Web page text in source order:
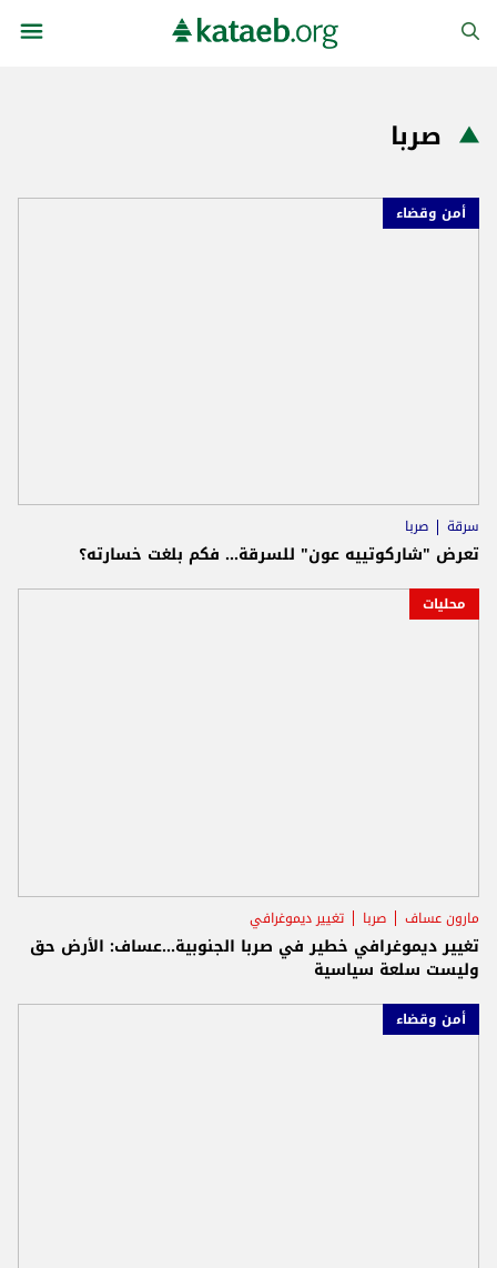
صربا
أمن وقضاء
سرقة صربا
تعرض "شاركوتييه عون" للسرقة... فكم بلغت خسارته؟
محليات
مارون عساف صربا تغيير ديموغرافي
تغيير ديموغرافي خطير في صربا الجنوبية...عساف: الأرض حق
وليست سلعة سياسية
أمن وقضاء